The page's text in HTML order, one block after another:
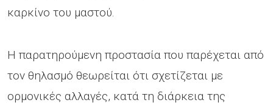
καρκίνο του μαστού.
Η παρατηρούμενη προστασία που παρέχεται από
τον θηλασμό θεωρείται ότι σχετίζεται με
ορμονικές αλλαγές, κατά τη διάρκεια της